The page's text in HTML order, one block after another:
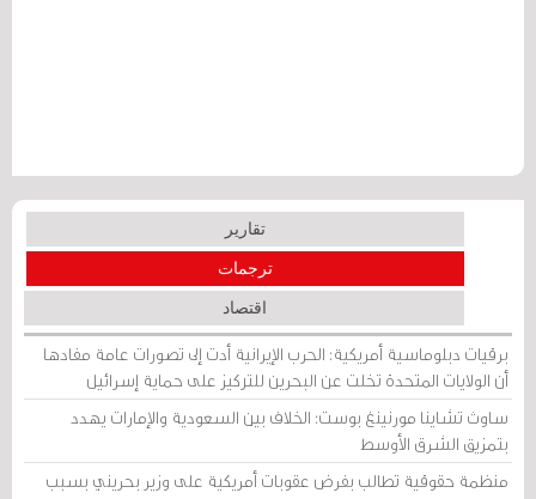
تقارير
ترجمات
اقتصاد
برقيات دبلوماسية أمريكية: الحرب الإيرانية أدت إلى تصورات عامة مفادها
أن الولايات المتحدة تخلت عن البحرين للتركيز على حماية إسرائيل
ساوث تشاينا مورنينغ بوست: الخلاف بين السعودية والإمارات يهدد
بتمزيق الشرق الأوسط
منظمة حقوقية تطالب بفرض عقوبات أمريكية على وزير بحريني بسبب